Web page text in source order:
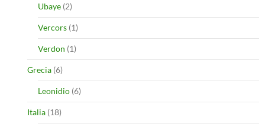
Ubaye (2)
Vercors (1)
Verdon (1)
Grecia (6)
Leonidio (6)
Italia (18)